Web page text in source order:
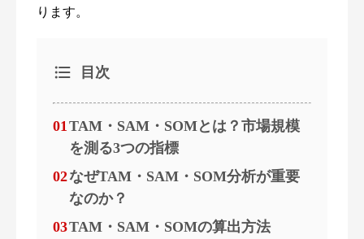
ります。
目次
01TAM・SAM・SOMとは？市場規模
を測る3つの指標
02なぜTAM・SAM・SOM分析が重要
なのか？
03TAM・SAM・SOMの算出方法